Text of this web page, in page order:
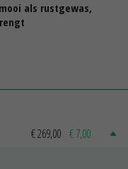
als rustgewas,
€ 269,00 € 7,00